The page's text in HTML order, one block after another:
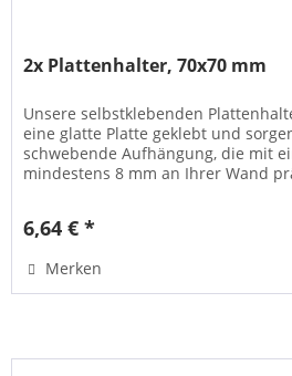
2x Plattenhalter, 70x70 mm
Unsere selbstklebenden
eine glatte Platte geklebt und
schwebende Aufhängung, die mit
mindestens 8 mm an Ihrer Wand
6,64 € *
Merken